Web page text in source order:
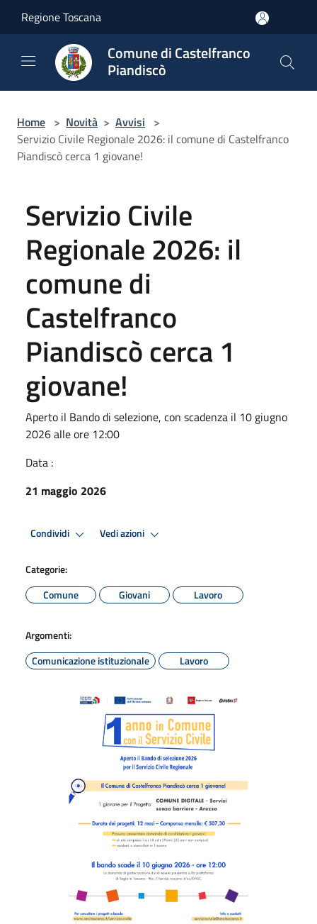
Regione Toscana
Comune di Castelfranco
Piandiscò
Home > Novità > Avvisi >
Servizio Civile Regionale 2026: il comune di Castelfranco
Piandiscò cerca 1 giovane!
Servizio Civile
Regionale 2026: il
comune di
Castelfranco
Piandiscò cerca 1
giovane!
Aperto il Bando di selezione, con scadenza il 10 giugno
2026 alle ore 12:00
Data :
21 maggio 2026
Condividi Vedi azioni
Categorie:
Comune
Giovani Lavoro
Argomenti:
Comunicazione istituzionale
Lavoro